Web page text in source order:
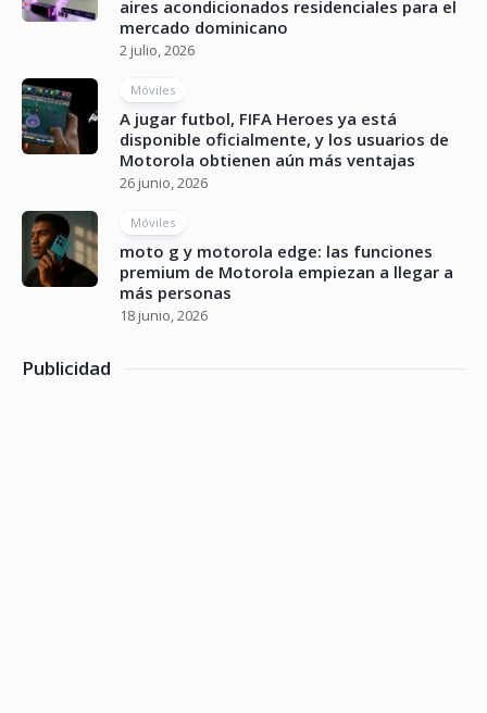
aires acondicionados residenciales para el
mercado dominicano
2 julio, 2026
Móviles
A jugar futbol, FIFA Heroes ya está
disponible oficialmente, y los usuarios de
Motorola obtienen aún más ventajas
26 junio, 2026
Móviles
moto g y motorola edge: las funciones
premium de Motorola empiezan a llegar a
más personas
18 junio, 2026
Publicidad